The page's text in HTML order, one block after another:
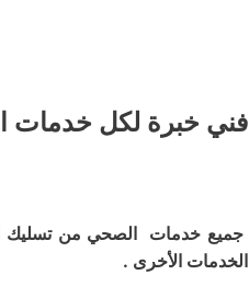
فني خبرة لكل خدمات
جميع خدمات الصحي من تسليك
الخدمات الأخرى .